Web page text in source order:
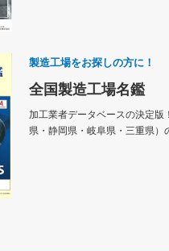
製造工場をお探しの方に！
全国製造工場名鑑
加工業者データベースの決定版
県・静岡県・岐阜県・三重県）